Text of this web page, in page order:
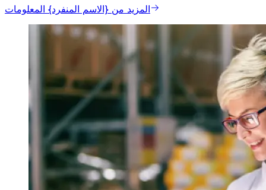
المزيد من {الاسم المنفرد} المعلومات